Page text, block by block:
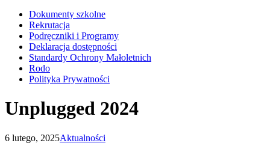
Dokumenty szkolne
Rekrutacja
Podręczniki i Programy
Deklaracja dostępności
Standardy Ochrony Małoletnich
Rodo
Polityka Prywatności
Unplugged 2024
6 lutego, 2025Aktualności